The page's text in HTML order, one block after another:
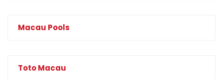
Macau Pools
Toto Macau